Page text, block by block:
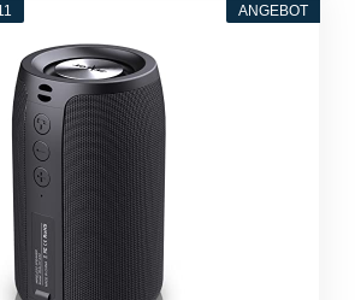
ANGEBOT